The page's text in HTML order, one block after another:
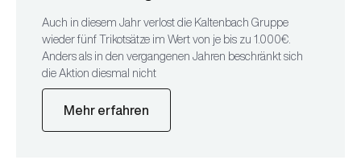
Auch in diesem Jahr verlost die Kaltenbach Gruppe
wieder fünf Trikotsätze im Wert von je bis zu 1.000€.
Anders als in den vergangenen Jahren beschränkt sich
die Aktion diesmal nicht
Mehr erfahren